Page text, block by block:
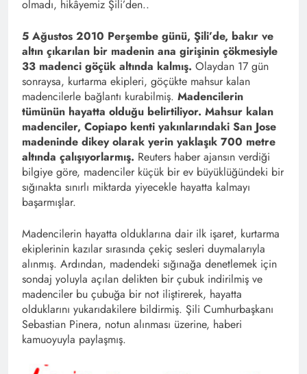
olmadı, hikâyemiz Şili’den..
5 Ağustos 2010 Perşembe günü, Şili’de, bakır ve
altın çıkarılan bir madenin ana girişinin çökmesiyle
33 madenci göçük altında kalmış. Olaydan 17 gün
sonraysa, kurtarma ekipleri, göçükte mahsur kalan
madencilerle bağlantı kurabilmiş. Madencilerin
tümünün hayatta olduğu belirtiliyor. Mahsur kalan
madenciler, Copiapo kenti yakınlarındaki San Jose
madeninde dikey olarak yerin yaklaşık 700 metre
altında çalışıyorlarmış. Reuters haber ajansın verdiği
bilgiye göre, madenciler küçük bir ev büyüklüğündeki bir
sığınakta sınırlı miktarda yiyecekle hayatta kalmayı
başarmışlar.
Madencilerin hayatta olduklarına dair ilk işaret, kurtarma
ekiplerinin kazılar sırasında çekiç sesleri duymalarıyla
alınmış. Ardından, madendeki sığınağa denetlemek için
sondaj yoluyla açılan delikten bir çubuk indirilmiş ve
madenciler bu çubuğa bir not iliştirerek, hayatta
olduklarını yukarıdakilere bildirmiş. Şili Cumhurbaşkanı
Sebastian Pinera, notun alınması üzerine, haberi
kamuoyuyla paylaşmış.